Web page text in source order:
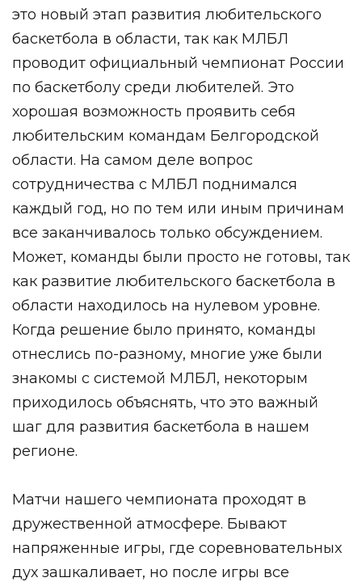
это новый этап развития любительского
баскетбола в области, так как МЛБЛ
проводит официальный чемпионат России
по баскетболу среди любителей. Это
хорошая возможность проявить себя
любительским командам Белгородской
области. На самом деле вопрос
сотрудничества с МЛБЛ поднимался
каждый год, но по тем или иным причинам
все заканчивалось только обсуждением.
Может, команды были просто не готовы, так
как развитие любительского баскетбола в
области находилось на нулевом уровне.
Когда решение было принято, команды
отнеслись по-разному, многие уже были
знакомы с системой МЛБЛ, некоторым
приходилось объяснять, что это важный
шаг для развития баскетбола в нашем
регионе.
Матчи нашего чемпионата проходят в
дружественной атмосфере. Бывают
напряженные игры, где соревновательных
дух зашкаливает, но после игры все